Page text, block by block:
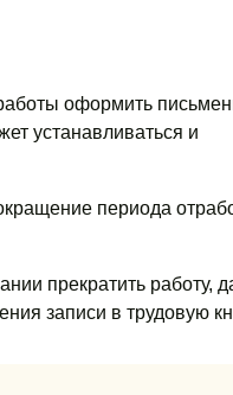
оформить
устанавливаться и
периода
прекратить работу,
записи в трудовую